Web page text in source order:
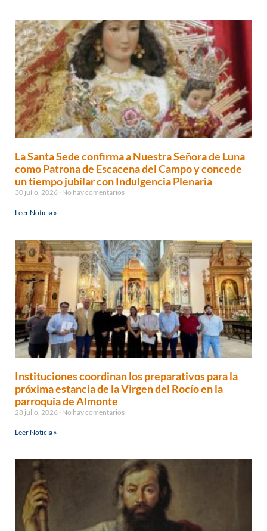
La Santa Sede confirma a Nuestra Señora de Luna
como Patrona de Escacena del Campo y concede
un tiempo jubilar con Indulgencia Plenaria
30 julio, 2026 No hay comentarios
Leer Noticia »
Instituciones coordinan los preparativos para la
próxima estancia de la Virgen del Rocío en la
parroquia de Almonte
28 julio, 2026 No hay comentarios
Leer Noticia »